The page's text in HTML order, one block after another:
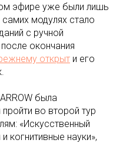
эфире уже были лишь
модулях стало
с ручной
окончания
открыт и его
была
во второй тур
«Искусственный
когнитивные науки»,